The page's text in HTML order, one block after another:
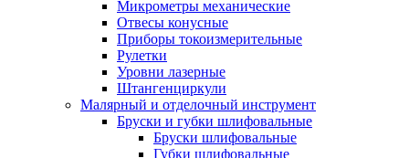
Микрометры механические
Отвесы конусные
Приборы токоизмерительные
Рулетки
Уровни лазерные
Штангенциркули
Малярный и отделочный инструмент
Бруски и губки шлифовальные
Бруски шлифовальные
Губки шлифовальные